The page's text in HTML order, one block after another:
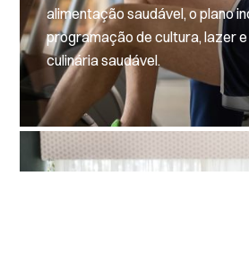
alimentação saudável, o plano
programação de cultura, lazer e
culinária saudável.